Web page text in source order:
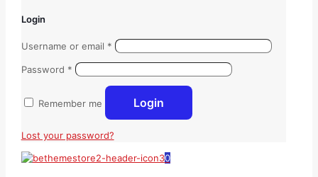
Login
Username or email *
Password *
Remember me Login
Lost your password?
0